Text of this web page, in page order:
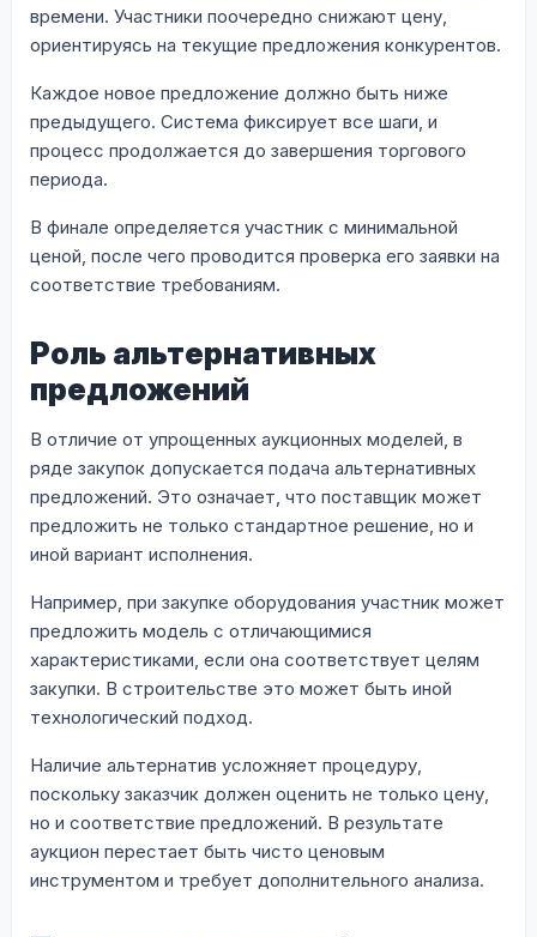
времени. Участники поочередно снижают цену,
ориентируясь на текущие предложения конкурентов.
Каждое новое предложение должно быть ниже
предыдущего. Система фиксирует все шаги, и
процесс продолжается до завершения торгового
периода.
В финале определяется участник с минимальной
ценой, после чего проводится проверка его заявки на
соответствие требованиям.
Роль альтернативных
предложений
В отличие от упрощенных аукционных моделей, в
ряде закупок допускается подача альтернативных
предложений. Это означает, что поставщик может
предложить не только стандартное решение, но и
иной вариант исполнения.
Например, при закупке оборудования участник может
предложить модель с отличающимися
характеристиками, если она соответствует целям
закупки. В строительстве это может быть иной
технологический подход.
Наличие альтернатив усложняет процедуру,
поскольку заказчик должен оценить не только цену,
но и соответствие предложений. В результате
аукцион перестает быть чисто ценовым
инструментом и требует дополнительного анализа.